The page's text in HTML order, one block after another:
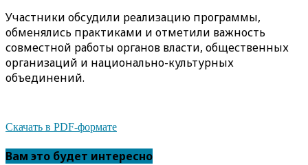
Участники обсудили реализацию программы,
обменялись практиками и отметили важность
совместной работы органов власти, общественных
организаций и национально-культурных
объединений.
Скачать в PDF-формате
Вам это будет интересно